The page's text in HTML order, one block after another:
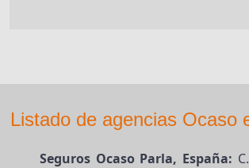
Listado de agencias Ocaso
Seguros Ocaso Parla, España: